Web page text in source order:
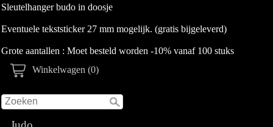
Winkelwagen (0)
Sleutelhanger budo in doosje
Eventuele tekststicker 27 mm mogelijk. (gratis bijgeleverd)
Grote aantallen : Moet besteld worden -10% vanaf 100 stuks